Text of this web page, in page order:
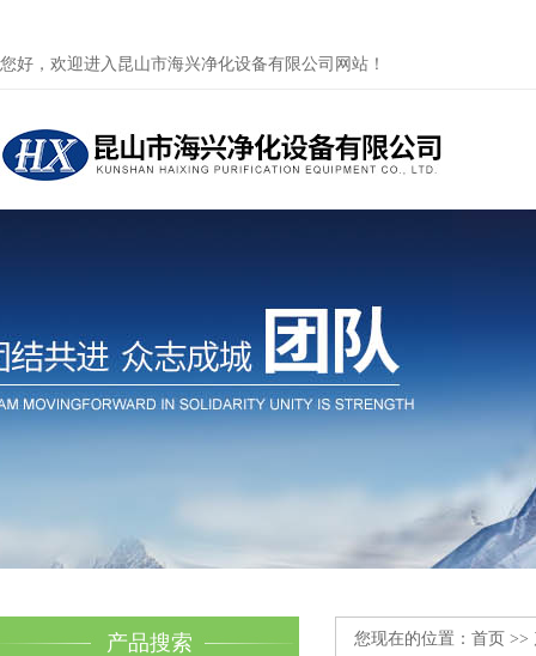
您好，欢迎进入昆山市海兴净化设备有限公司网站！
产品搜索 您现在的位置： 首页 >>